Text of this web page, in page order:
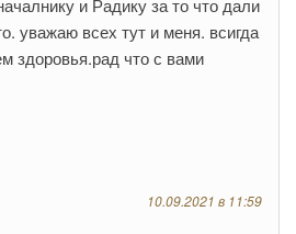
и Радику за то что дали
уважаю всех тут и меня. всигда
здоровья.рад что с вами
10.09.2021 в 11:59